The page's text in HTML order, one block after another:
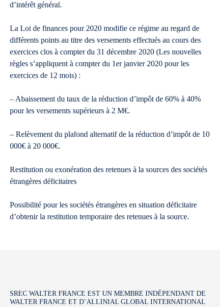
d’intérêt général.
La Loi de finances pour 2020 modifie ce régime au regard de
différents points au titre des versements effectués au cours des
exercices clos à compter du 31 décembre 2020 (Les nouvelles
règles s’appliquent à compter du 1er janvier 2020 pour les
exercices de 12 mois) :
– Abaissement du taux de la réduction d’impôt de 60% à 40%
pour les versements supérieurs à 2 M€.
– Relèvement du plafond alternatif de la réduction d’impôt de 10
000€ à 20 000€.
Restitution ou exonération des retenues à la sources des sociétés
étrangères déficitaires
Possibilité pour les sociétés étrangères en situation déficitaire
d’obtenir la restitution temporaire des retenues à la source.
SREC WALTER FRANCE EST UN MEMBRE INDÉPENDANT DE
WALTER FRANCE ET D’ALLINIAL GLOBAL INTERNATIONAL